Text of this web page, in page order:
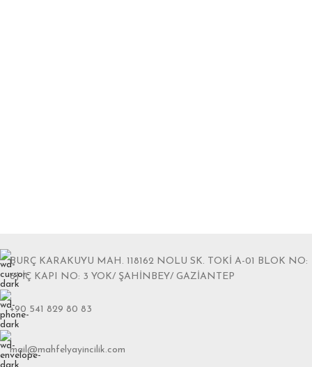
BURÇ KARAKUYU MAH. 118162 NOLU SK. TOKİ A-01 BLOK NO:
6J İÇ KAPI NO: 3 YOK/ ŞAHİNBEY/ GAZİANTEP
+90 541 829 80 83
mail@mahfelyayincilik.com